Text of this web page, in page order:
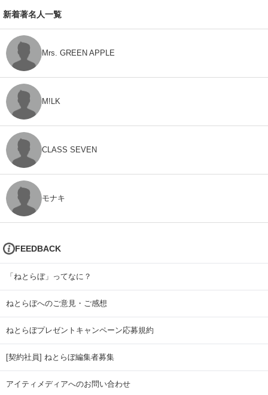
新着著名人一覧
Mrs. GREEN APPLE
M!LK
CLASS SEVEN
モナキ
FEEDBACK
「ねとらぼ」ってなに？
ねとらぼへのご意見・ご感想
ねとらぼプレゼントキャンペーン応募規約
[契約社員] ねとらぼ編集者募集
アイティメディアへのお問い合わせ